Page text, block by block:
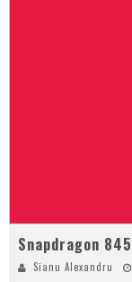
Snapdragon
Sianu Alexandru